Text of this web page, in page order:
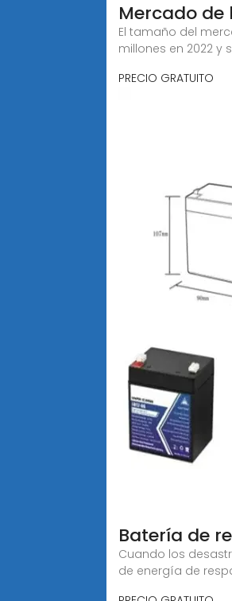
Mercado
El tamaño del
millones en 2022 y
PRECIO GRATUITO
Batería de
Cuando los
de energía de